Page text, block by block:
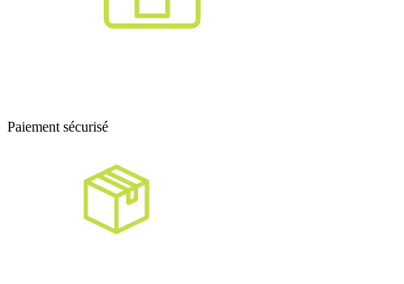
Paiement sécurisé